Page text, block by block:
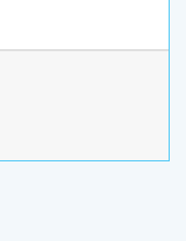
אכיפת
עבודה
אפשרות